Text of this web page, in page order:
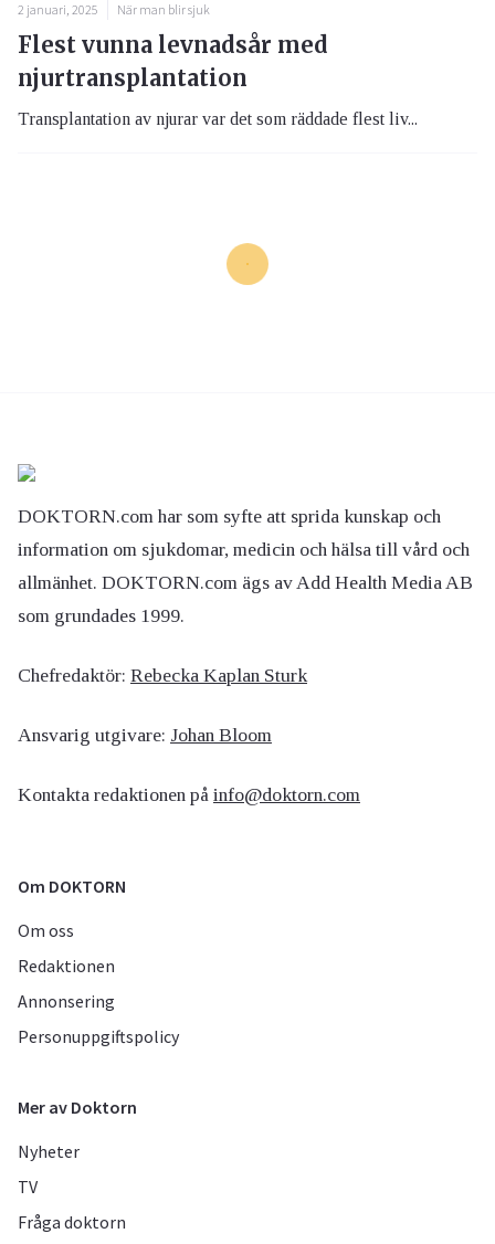
2 januari, 2025 När man blir sjuk
Flest vunna levnadsår med
njurtransplantation
Transplantation av njurar var det som räddade flest liv...
DOKTORN.com har som syfte att sprida kunskap och
information om sjukdomar, medicin och hälsa till vård och
allmänhet. DOKTORN.com ägs av Add Health Media AB
som grundades 1999.
Chefredaktör: Rebecka Kaplan Sturk
Ansvarig utgivare: Johan Bloom
Kontakta redaktionen på info@doktorn.com
Om DOKTORN
Om oss
Redaktionen
Annonsering
Personuppgiftspolicy
Mer av Doktorn
Nyheter
TV
Fråga doktorn